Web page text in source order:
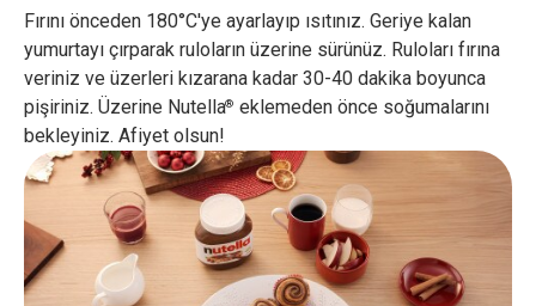
Fırını önceden 180°C'ye ayarlayıp ısıtınız. Geriye kalan
yumurtayı çırparak ruloların üzerine sürünüz. Ruloları fırına
veriniz ve üzerleri kızarana kadar 30-40 dakika boyunca
pişiriniz. Üzerine Nutella® eklemeden önce soğumalarını
bekleyiniz. Afiyet olsun!